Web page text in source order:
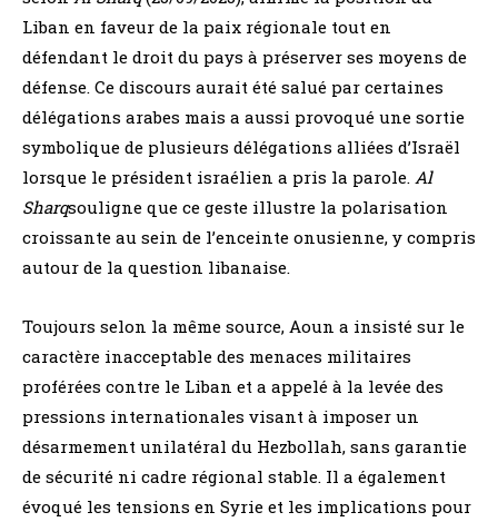
Liban en faveur de la paix régionale tout en
défendant le droit du pays à préserver ses moyens de
défense. Ce discours aurait été salué par certaines
délégations arabes mais a aussi provoqué une sortie
symbolique de plusieurs délégations alliées d’Israël
lorsque le président israélien a pris la parole. Al
Sharqsouligne que ce geste illustre la polarisation
croissante au sein de l’enceinte onusienne, y compris
autour de la question libanaise.
Toujours selon la même source, Aoun a insisté sur le
caractère inacceptable des menaces militaires
proférées contre le Liban et a appelé à la levée des
pressions internationales visant à imposer un
désarmement unilatéral du Hezbollah, sans garantie
de sécurité ni cadre régional stable. Il a également
évoqué les tensions en Syrie et les implications pour